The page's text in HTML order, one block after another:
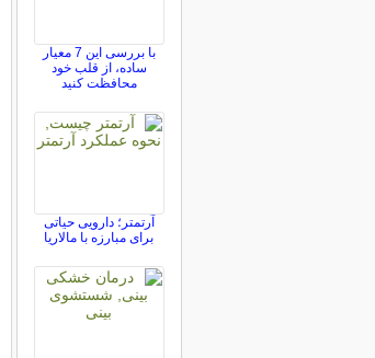
با بررسی این 7 معیار
ساده، از قلب خود
محافظت کنید
آرتمتر؛ دارویی حیاتی
برای مبارزه با مالاریا